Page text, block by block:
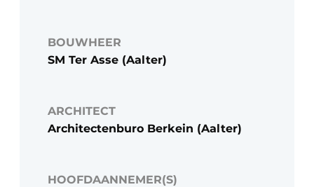
BOUWHEER
SM Ter Asse (Aalter)
ARCHITECT
Architectenburo Berkein (Aalter)
HOOFDAANNEMER(S)